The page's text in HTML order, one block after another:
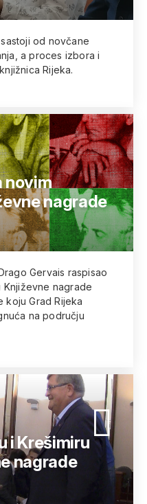
od novčane
a proces izbora i
Rijeka.
novim
nagrade
Gervais raspisao
nagrade
koju Grad Rijeka
na području
i Krešimiru
nagrade